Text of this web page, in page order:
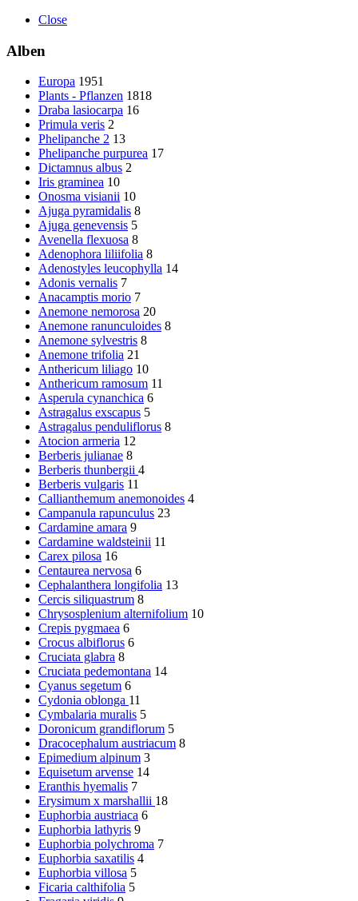
Close
Alben
Europa 1951
Plants - Pflanzen 1818
Draba lasiocarpa 16
Primula veris 2
Phelipanche 2 13
Phelipanche purpurea 17
Dictamnus albus 2
Iris graminea 10
Onosma visianii 10
Ajuga pyramidalis 8
Ajuga genevensis 5
Avenella flexuosa 8
Adenophora liliifolia 8
Adenostyles leucophylla 14
Adonis vernalis 7
Anacamptis morio 7
Anemone nemorosa 20
Anemone ranunculoides 8
Anemone sylvestris 8
Anemone trifolia 21
Anthericum liliago 10
Anthericum ramosum 11
Asperula cynanchica 6
Astragalus exscapus 5
Astragalus penduliflorus 8
Atocion armeria 12
Berberis julianae 8
Berberis thunbergii 4
Berberis vulgaris 11
Callianthemum anemonoides 4
Campanula rapunculus 23
Cardamine amara 9
Cardamine waldsteinii 11
Carex pilosa 16
Centaurea nervosa 6
Cephalanthera longifolia 13
Cercis siliquastrum 8
Chrysosplenium alternifolium 10
Crepis pygmaea 6
Crocus albiflorus 6
Cruciata glabra 8
Cruciata pedemontana 14
Cyanus segetum 6
Cydonia oblonga 11
Cymbalaria muralis 5
Doronicum grandiflorum 5
Dracocephalum austriacum 8
Epimedium alpinum 3
Equisetum arvense 14
Eranthis hyemalis 7
Erysimum x marshallii 18
Euphorbia austriaca 6
Euphorbia lathyris 9
Euphorbia polychroma 7
Euphorbia saxatilis 4
Euphorbia villosa 5
Ficaria calthifolia 5